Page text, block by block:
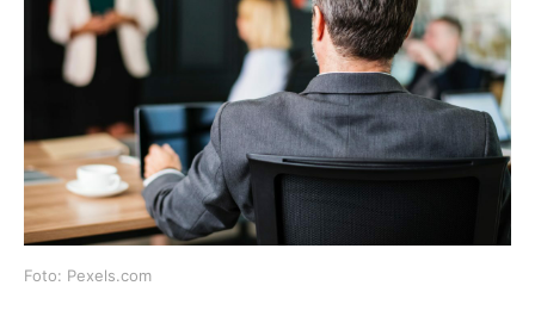
Foto: Pexels.com